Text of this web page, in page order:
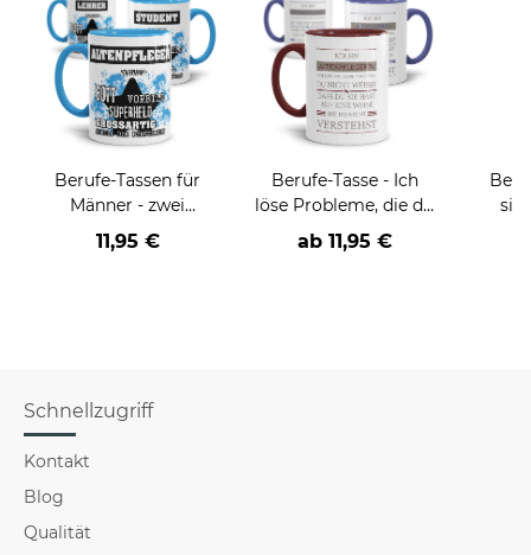
Berufe-Tassen für
Männer - zwei
Farbvarianten
11,95 €
Berufe-Tasse - Ich
löse Probleme, die du
nicht verstehst -
verschiedene Berufe
ab 11,95 €
Schnellzugriff
Kontakt
Blog
Qualität